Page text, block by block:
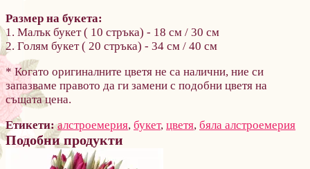
Размер на букета:
1. Малък букет ( 10 стръка) - 18 см / 30 cм
2. Голям букет ( 20 стръка) - 34 см / 40 cм
* Когато оригиналните цветя не са налични, ние си
запазваме правото да ги замени с подобни цветя на
същата цена.
Етикети: алстроемерия, букет, цветя, бяла алстроемерия
Подобни продукти